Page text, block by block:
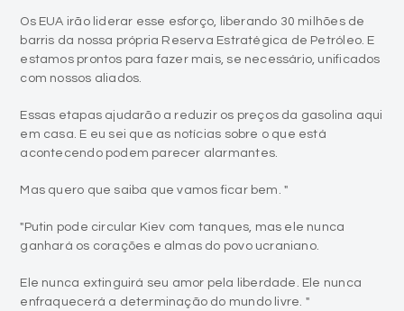
Os EUA irão liderar esse esforço, liberando 30 milhões de
barris da nossa própria Reserva Estratégica de Petróleo. E
estamos prontos para fazer mais, se necessário, unificados
com nossos aliados.
Essas etapas ajudarão a reduzir os preços da gasolina aqui
em casa. E eu sei que as notícias sobre o que está
acontecendo podem parecer alarmantes.
Mas quero que saiba que vamos ficar bem. "
"Putin pode circular Kiev com tanques, mas ele nunca
ganhará os corações e almas do povo ucraniano.
Ele nunca extinguirá seu amor pela liberdade. Ele nunca
enfraquecerá a determinação do mundo livre. "